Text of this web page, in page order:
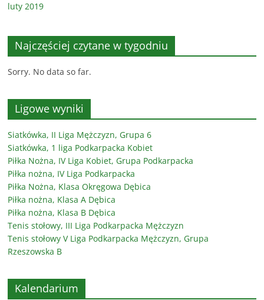
luty 2019
Najczęściej czytane w tygodniu
Sorry. No data so far.
Ligowe wyniki
Siatkówka, II Liga Mężczyzn, Grupa 6
Siatkówka, 1 liga Podkarpacka Kobiet
Piłka Nożna, IV Liga Kobiet, Grupa Podkarpacka
Piłka nożna, IV Liga Podkarpacka
Piłka Nożna, Klasa Okręgowa Dębica
Piłka nożna, Klasa A Dębica
Piłka nożna, Klasa B Dębica
Tenis stołowy, III Liga Podkarpacka Mężczyzn
Tenis stołowy V Liga Podkarpacka Mężczyzn, Grupa
Rzeszowska B
Kalendarium